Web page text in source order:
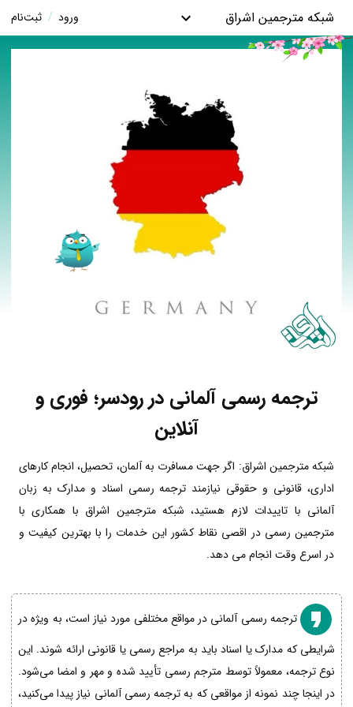
شبکه مترجمین اشراق ورود / ثبت‌نام
ترجمه رسمی آلمانی در رودسر؛ فوری و
آنلاین
شبکه مترجمین اشراق: اگر جهت مسافرت به آلمان، تحصیل، انجام کارهای
اداری، قانونی و حقوقی نیازمند ترجمه رسمی اسناد و مدارک به زبان
آلمانی با تاییدات لازم هستید، شبکه مترجمین اشراق با همکاری با
مترجمین رسمی در اقصی نقاط کشور این خدمات را با بهترین کیفیت و
در اسرع وقت انجام می دهد.
ترجمه رسمی آلمانی در مواقع مختلفی مورد نیاز است، به ویژه در
شرایطی که مدارک یا اسناد باید به مراجع رسمی یا قانونی ارائه شوند. این
نوع ترجمه، معمولاً توسط مترجم رسمی تأیید شده و مهر و امضا می‌شود.
در اینجا چند نمونه از مواقعی که به ترجمه رسمی آلمانی نیاز پیدا می‌کنید،